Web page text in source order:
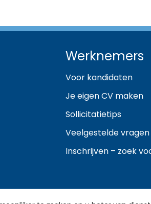
Werknemers
Voor kandidaten
Je eigen CV maken
Sollicitatietips
Veelgestelde vragen
Inschrijven – zoek